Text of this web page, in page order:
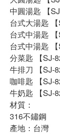
中圓湯匙 【
台式大湯匙
台式中湯匙
台式中湯匙
分菜匙 【SJ-
牛排刀 【SJ-
咖啡匙 【SJ-
牛奶匙 【SJ-
材質：
316不鏽鋼
產地：台灣